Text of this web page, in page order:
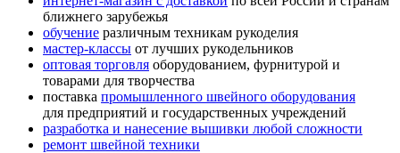
ближнего зарубежья
обучение различным техникам рукоделия
мастер-классы от лучших рукодельников
оптовая торговля оборудованием, фурнитурой и
товарами для творчества
поставка промышленного швейного оборудования
для предприятий и государственных учреждений
разработка и нанесение вышивки любой сложности
ремонт швейной техники